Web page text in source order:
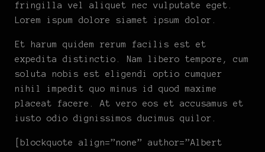
fringilla vel aliquet nec vulputate eget.
Lorem ispum dolore siamet ipsum dolor.
Et harum quidem rerum facilis est et
expedita distinctio. Nam libero tempore, cum
soluta nobis est eligendi optio cumquer
nihil impedit quo minus id quod maxime
placeat facere. At vero eos et accusamus et
iusto odio dignissimos ducimus quilor.
[blockquote align=”none” author=”Albert